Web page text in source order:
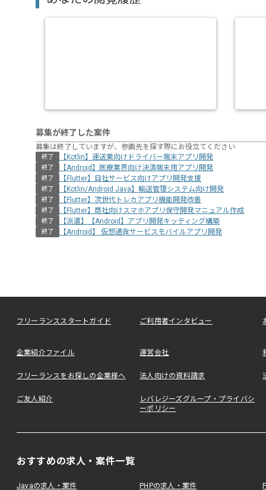
募集が終了した案件
募集は終了していますが、参画先を探す際にお役立てください
終了 【Kotlin】運送業向けドライバー端末アプリ開発
終了 【Android】医療業界向け決済端末用アプリ開発
終了 【Flutter】自社サービス向けアプリ開発支援
終了 【Kotlin/Android Java】輸送管理システム向け開発
終了 【Flutter】次世代トレカアプリ機能開発改善
終了 【Flutter】商社向けスマホアプリ保守開発マニュアル作成
終了 【派遣】【Android】アプリ開発キッティング構築
終了 【Android】 仮想通貨サービスモバイルアプリ開発
フリーランススタートガイド ご利用者インタビュー
企業紹介ファイル 運営会社
フリーランスをお探しの企業様へ 法人向けの資料請求
ご友人紹介
レバレジーズグループ・プライバシ
ーポリシー
おすすめの求人・案件一覧
Javaの求人・案件 PHPの求人・案件